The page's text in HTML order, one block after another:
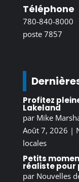
Téléphone
780-840-8000
poste 7857
Profitez
Lakeland
par Mike
Août 7, 2026 |
locales
Petits
réaliste pour
par Nouvelles